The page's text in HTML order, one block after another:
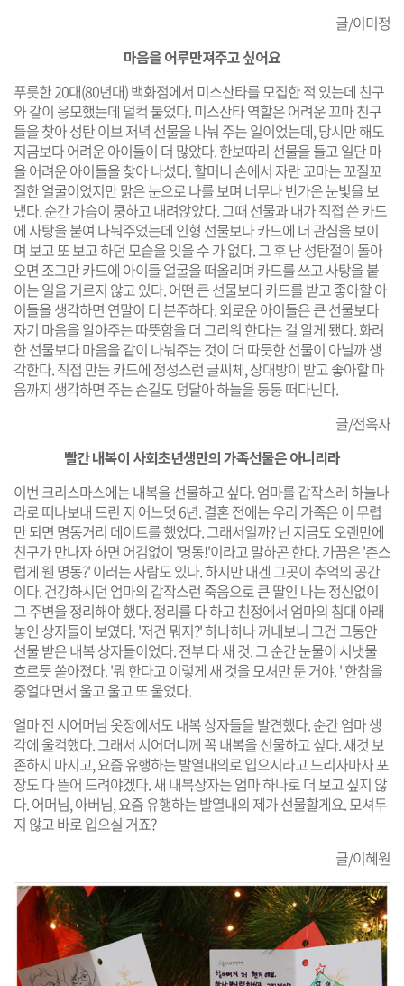
글/이미정
마음을 어루만져주고 싶어요
푸릇한 20대(80년대) 백화점에서 미스산타를 모집한 적 있는데 친구
와 같이 응모했는데 덜컥 붙었다. 미스산타 역할은 어려운 꼬마 친구
들을 찾아 성탄 이브 저녁 선물을 나눠 주는 일이었는데, 당시만 해도
지금보다 어려운 아이들이 더 많았다. 한보따리 선물을 들고 일단 마
을 어려운 아이들을 찾아 나섰다. 할머니 손에서 자란 꼬마는 꼬질꼬
질한 얼굴이었지만 맑은 눈으로 나를 보며 너무나 반가운 눈빛을 보
냈다. 순간 가슴이 쿵하고 내려앉았다. 그때 선물과 내가 직접 쓴 카드
에 사탕을 붙여 나눠주었는데 인형 선물보다 카드에 더 관심을 보이
며 보고 또 보고 하던 모습을 잊을 수 가 없다. 그 후 난 성탄절이 돌아
오면 조그만 카드에 아이들 얼굴을 떠올리며 카드를 쓰고 사탕을 붙
이는 일을 거르지 않고 있다. 어떤 큰 선물보다 카드를 받고 좋아할 아
이들을 생각하면 연말이 더 분주하다. 외로운 아이들은 큰 선물보다
자기 마음을 알아주는 따뜻함을 더 그리워 한다는 걸 알게 됐다. 화려
한 선물보다 마음을 같이 나눠주는 것이 더 따듯한 선물이 아닐까 생
각한다. 직접 만든 카드에 정성스런 글씨체, 상대방이 받고 좋아할 마
음까지 생각하면 주는 손길도 덩달아 하늘을 둥둥 떠다닌다.
글/전옥자
빨간 내복이 사회초년생만의 가족선물은 아니리라
이번 크리스마스에는 내복을 선물하고 싶다. 엄마를 갑작스레 하늘나
라로 떠나보내 드린 지 어느덧 6년. 결혼 전에는 우리 가족은 이 무렵
만 되면 명동거리 데이트를 했었다. 그래서일까? 난 지금도 오랜만에
친구가 만나자 하면 어김없이 '명동!'이라고 말하곤 한다. 가끔은 '촌스
럽게 웬 명동?' 이러는 사람도 있다. 하지만 내겐 그곳이 추억의 공간
이다. 건강하시던 엄마의 갑작스런 죽음으로 큰 딸인 나는 정신없이
그 주변을 정리해야 했다. 정리를 다 하고 친정에서 엄마의 침대 아래
놓인 상자들이 보였다. '저건 뭐지?' 하나하나 꺼내보니 그건 그동안
선물 받은 내복 상자들이었다. 전부 다 새 것. 그 순간 눈물이 시냇물
흐르듯 쏟아졌다. '뭐 한다고 이렇게 새 것을 모셔만 둔 거야. ' 한참을
중얼대면서 울고 울고 또 울었다.
얼마 전 시어머님 옷장에서도 내복 상자들을 발견했다. 순간 엄마 생
각에 울컥했다. 그래서 시어머니께 꼭 내복을 선물하고 싶다. 새것 보
존하지 마시고, 요즘 유행하는 발열내의로 입으시라고 드리자마자 포
장도 다 뜯어 드려야겠다. 새 내복상자는 엄마 하나로 더 보고 싶지 않
다. 어머님, 아버님, 요즘 유행하는 발열내의 제가 선물할게요. 모셔두
지 않고 바로 입으실 거죠?
글/이혜원